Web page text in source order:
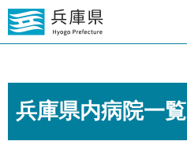
兵庫県内病院一覧